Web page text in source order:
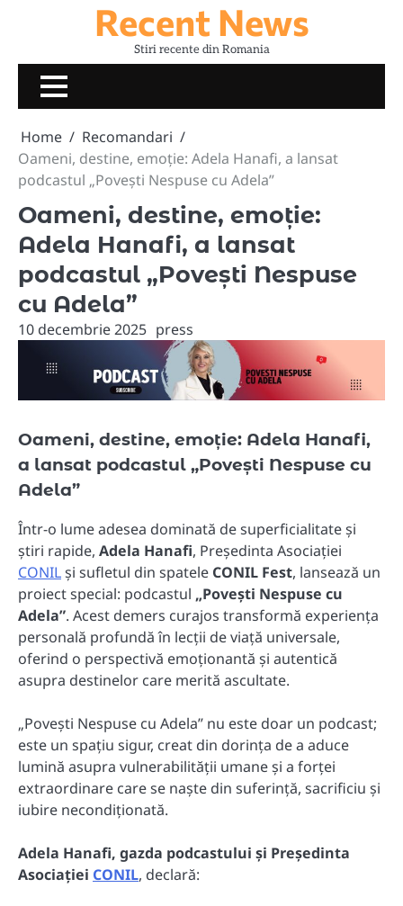
Recent News
Stiri recente din Romania
Home
Recomandari
Oameni, destine, emoție: Adela Hanafi, a lansat
podcastul „Povești Nespuse cu Adela”
Oameni, destine, emoție:
Adela Hanafi, a lansat
podcastul „Povești Nespuse
cu Adela”
10 decembrie 2025 press
Oameni, destine, emoție: Adela Hanafi,
a lansat podcastul „Povești Nespuse cu
Adela”
Într-o lume adesea dominată de superficialitate și
știri rapide, Adela Hanafi, Președinta Asociației
CONILși sufletul din spatele CONIL Fest, lansează un
proiect special: podcastul „Povești Nespuse cu
Adela”. Acest demers curajos transformă experiența
personală profundă în lecții de viață universale,
oferind o perspectivă emoționantă și autentică
asupra destinelor care merită ascultate.
„Povești Nespuse cu Adela” nu este doar un podcast;
este un spațiu sigur, creat din dorința de a aduce
lumină asupra vulnerabilității umane și a forței
extraordinare care se naște din suferință, sacrificiu și
iubire necondiționată.
Adela Hanafi, gazda podcastului și Președinta
Asociației CONIL, declară: